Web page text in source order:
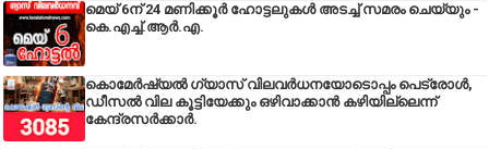
മെയ് 6ന് 24 മണിക്കൂർ ഹോട്ടലുകൾ അടച്ച് സമരം ചെയ്യും -
കെ.എച്ച്.ആർ.എ.
കൊമേർഷ്യൽ ഗ്യാസ് വിലവർധനയോടൊപ്പം പെട്രോൾ,
ഡീസല്‍ വില കൂട്ടിയേക്കും ഒഴിവാക്കാന്‍ കഴിയില്ലെന്ന്
കേന്ദ്രസര്‍ക്കാര്‍.